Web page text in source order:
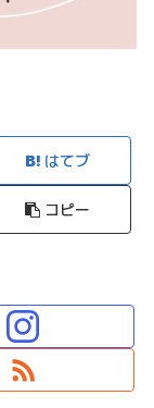
はてブ
コピー